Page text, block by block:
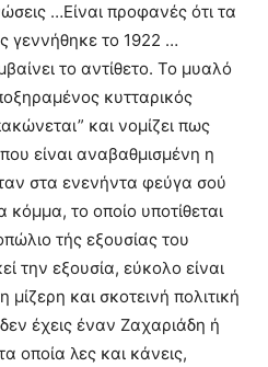
…Είναι προφανές ότι τα
γεννήθηκε το 1922 …
το αντίθετο. Το μυαλό
κυτταρικός
και νομίζει πως
είναι αναβαθμισμένη η
στα ενενήντα φεύγα σού
το οποίο υποτίθεται
τής εξουσίας του
την εξουσία, εύκολο είναι
και σκοτεινή πολιτική
έχεις έναν Ζαχαριάδη ή
οποία λες και κάνεις,